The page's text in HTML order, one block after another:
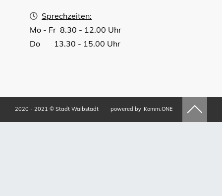
Sprechzeiten:
Mo - Fr 8.30 - 12.00 Uhr
Do 13.30 - 15.00 Uhr
2020 - 2021 © Stadt Waibstadt powered by Komm.ONE